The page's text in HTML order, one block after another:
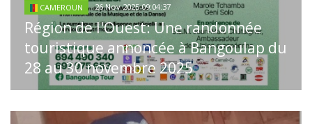
CAMEROUN 26 Nov 2025 09:04:37
Région de l'Ouest: Une randonnée
touristique annoncée à Bangoulap du
28 au 30 novembre 2025